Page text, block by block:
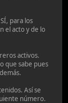
para los
el acto y de lo
activos.
que sabe pues
Así se
número.